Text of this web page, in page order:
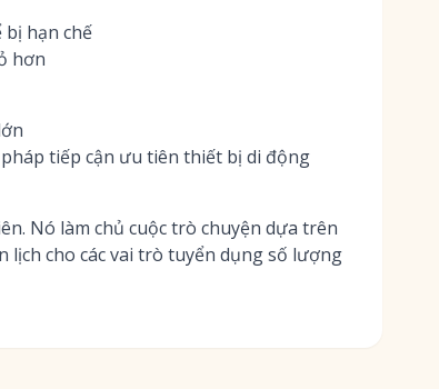
bị hạn chế
hơn
tiếp cận ưu tiên thiết bị di động
Nó làm chủ cuộc trò chuyện dựa trên
cho các vai trò tuyển dụng số lượng